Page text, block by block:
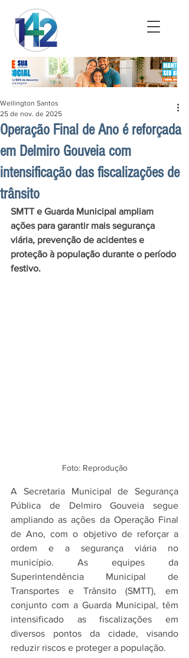
Operação Final de Ano é reforçada
em Delmiro Gouveia com
intensificação das fiscalizações de
trânsito
Wellington Santos
25 de nov. de 2025
SMTT e Guarda Municipal ampliam
ações para garantir mais segurança
viária, prevenção de acidentes e
proteção à população durante o período
festivo.
Foto: Reprodução
A Secretaria Municipal de Segurança
Pública de Delmiro Gouveia segue
ampliando as ações da Operação Final
de Ano, com o objetivo de reforçar a
ordem e a segurança viária no
município. As equipes da
Superintendência Municipal de
Transportes e Trânsito (SMTT), em
conjunto com a Guarda Municipal, têm
intensificado as fiscalizações em
diversos pontos da cidade, visando
reduzir riscos e proteger a população.